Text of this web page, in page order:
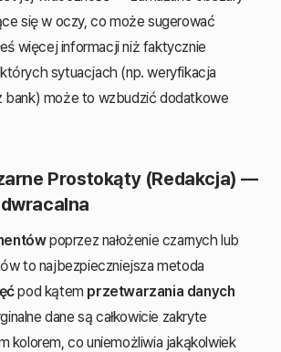
się w oczy, co może sugerować
więcej informacji niż faktycznie
sytuacjach (np. weryfikacja
bank) może to wzbudzić dodatkowe
Prostokąty (Redakcja) —
poprzez nałożenie czarnych lub
to najbezpieczniejsza metoda
pod kątem przetwarzania danych
dane są całkowicie zakryte
kolorem, co uniemożliwia jakąkolwiek